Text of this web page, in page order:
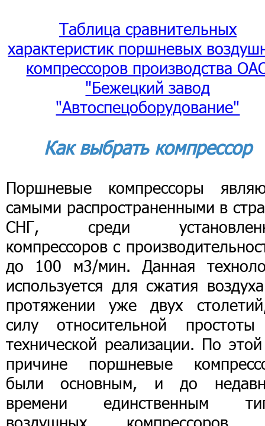
Таблица сравнительных
характеристик поршневых
компрессоров производства
"Бежецкий завод
"Автоспецоборудование"
Как выбрать компрессор
Поршневые компрессоры
самыми распространенными в
СНГ, среди
компрессоров с
до 100 м3/мин. Данная
используется для сжатия
протяжении уже двух
силу относительной
технической реализации. По
причине поршневые
были основным, и до
времени единственным